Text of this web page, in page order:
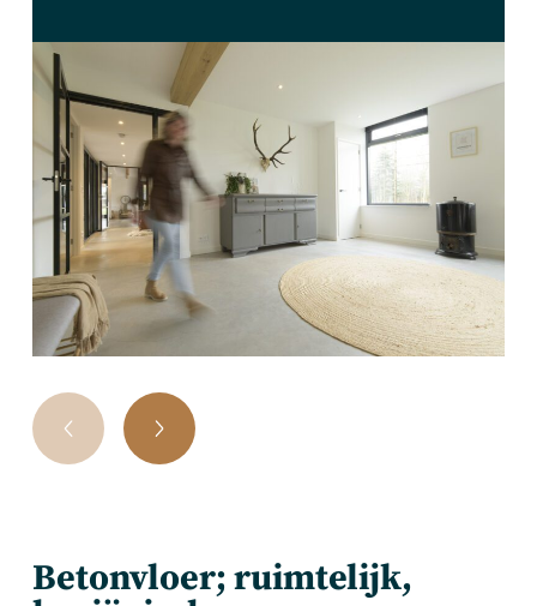
Betonvloer; ruimtelijk,